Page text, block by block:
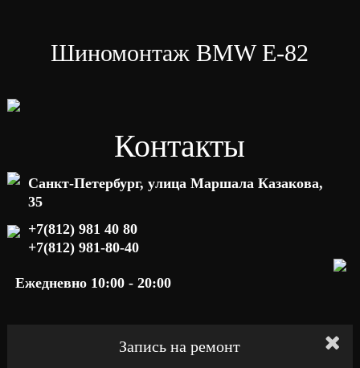
Шиномонтаж BMW E-82
Контакты
Санкт-Петербург, улица Маршала Казакова,
35
+7(812) 981 40 80
+7(812) 981-80-40
Ежедневно 10:00 - 20:00
Запись на ремонт